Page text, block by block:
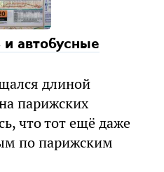
автобусные
длиной
парижских
что тот ещё даже
по парижским